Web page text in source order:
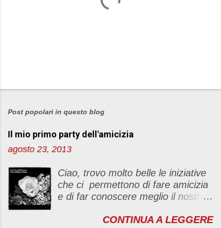
P
s
a
u
c
o
m
m
Post popolari in questo blog
Il mio primo party dell'amicizia
agosto 23, 2013
Ciao, trovo molto belle le iniziative
che ci permettono di fare amicizia
e di far conoscere meglio il nostro
un "party" dell'amicizia .... Mi
CONTINUA A LEGGERE